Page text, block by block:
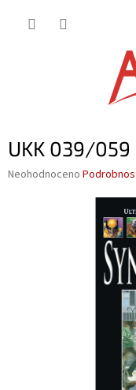
UKK 039/
Průměrné
Neohodnoceno